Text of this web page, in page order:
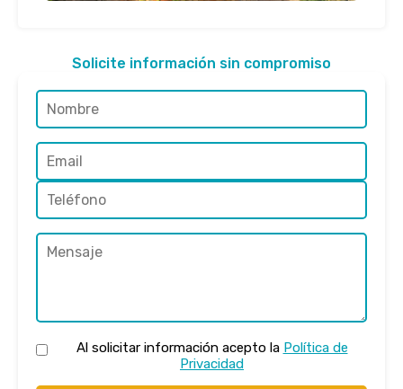
Solicite información sin compromiso
Al solicitar información acepto la Política de
Privacidad